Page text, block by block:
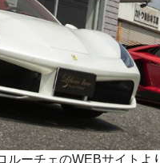
ルーチェのWEBサイト よ